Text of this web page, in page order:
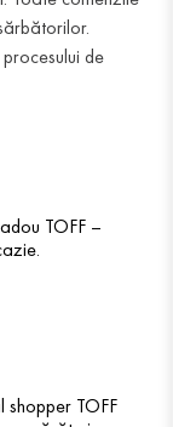
de
TOFF –
TOFF